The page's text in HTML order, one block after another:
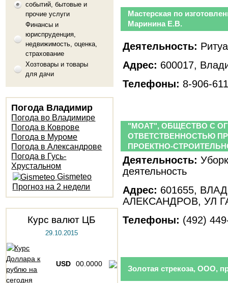
событий, бытовые и
прочие услуги
Финансы и
юриспруденция,
недвижимость, оценка,
страхование
Хозтовары и товары
для дачи
Погода Владимир
Погода во Владимире
Погода в Коврове
Погода в Муроме
Погода в Александрове
Погода в Гусь-
Хрустальном
Gismeteo
Прогноз на 2 недели
Курс валют ЦБ
29.10.2015
USD 00.0000
Мастерская по
Маринина Е.В.
Деятельность:
Адрес: 600017,
Телефоны: 8-906-
"МОАТ", ОБЩЕСТВО С
ОТВЕТСТВЕННОСТЬЮ
ПРОЕКТНО-
Деятельность:
деятельность
Адрес: 601655,
АЛЕКСАНДРОВ, УЛ
Телефоны: (492)
Золотая стрекоза, ООО,